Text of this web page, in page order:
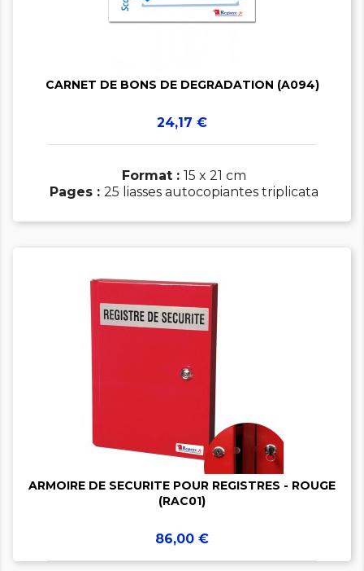

CARNET DE BONS DE DEGRADATION (A094)
Prix
24,17 €
Format : 15 x 21 cm
Pages : 25 liasses autocopiantes triplicata
ARMOIRE DE SECURITE POUR REGISTRES - ROUGE
(RAC01)
Prix
86,00 €